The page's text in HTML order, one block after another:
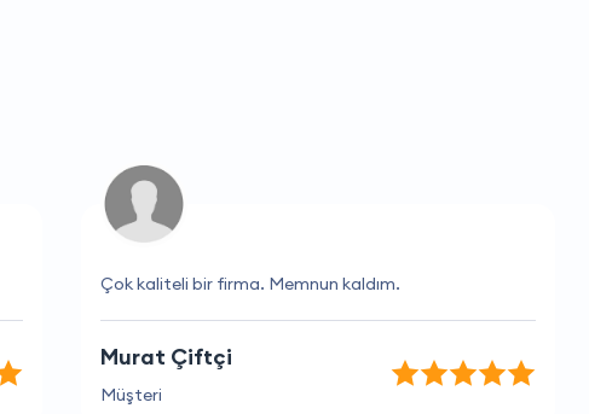
Çok kaliteli bir firma. Memnun kaldım.
Murat Çiftçi
Müşteri